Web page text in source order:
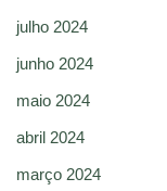
julho 2024
junho 2024
maio 2024
abril 2024
março 2024